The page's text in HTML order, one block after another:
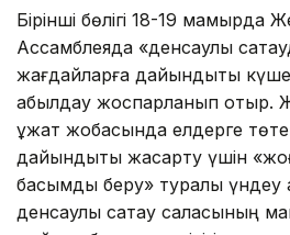
Бірінші бөлігі 18-19 мамырда
Ассамблеяда «денсаулық
жағдайларға дайындықты
қабылдау жоспарланып отыр.
құжат жобасында елдерге
дайындықты жақсарту үшін
басымдық беру» туралы үндеу
денсаулық сақтау саласының